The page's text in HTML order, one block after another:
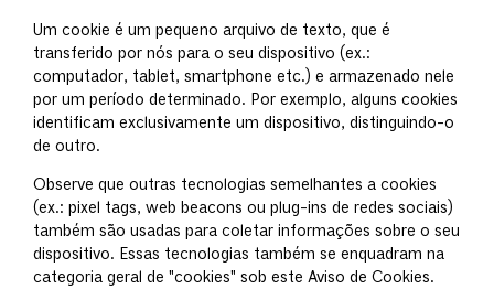
Um cookie é um pequeno arquivo de texto, que é
transferido por nós para o seu dispositivo (ex.:
computador, tablet, smartphone etc.) e armazenado nele
por um período determinado. Por exemplo, alguns cookies
identificam exclusivamente um dispositivo, distinguindo-o
de outro.
Observe que outras tecnologias semelhantes a cookies
(ex.: pixel tags, web beacons ou plug-ins de redes sociais)
também são usadas para coletar informações sobre o seu
dispositivo. Essas tecnologias também se enquadram na
categoria geral de "cookies" sob este Aviso de Cookies.